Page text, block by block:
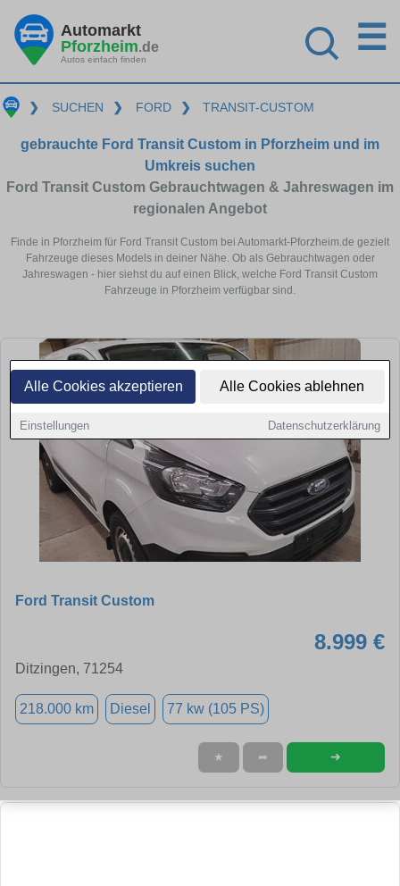
Alle Cookies akzeptieren Alle Cookies ablehnen
Einstellungen Datenschutzerklärung
Automarkt
Pforzheim.de
Autos einfach finden
☰
❯ SUCHEN ❯ FORD ❯ TRANSIT-CUSTOM
gebrauchte Ford Transit Custom in Pforzheim und im
Umkreis suchen
Ford Transit Custom Gebrauchtwagen & Jahreswagen im
regionalen Angebot
Finde in Pforzheim für Ford Transit Custom bei Automarkt-Pforzheim.de gezielt
Fahrzeuge dieses Models in deiner Nähe. Ob als Gebrauchtwagen oder
Jahreswagen - hier siehst du auf einen Blick, welche Ford Transit Custom
Fahrzeuge in Pforzheim verfügbar sind.
Ford Transit Custom
8.999 €
Ditzingen, 71254
218.000 km Diesel 77 kw (105 PS)
★ ➦ ➜